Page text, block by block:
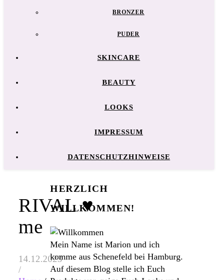
BRONZER
PUDER
SKINCARE
BEAUTY
LOOKS
IMPRESSUM
DATENSCHUTZHINWEISE
RIVAL ♥
me
14.12.2023
/
HERZLICH
WILLKOMMEN!
Mein Name ist Marion und ich
komme aus Schenefeld bei Hamburg.
Auf diesem Blog stelle ich Euch